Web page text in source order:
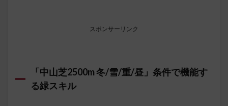
スポンサーリンク
「中山芝2500m 冬/雪/重/昼」条件で機能す
る緑スキル